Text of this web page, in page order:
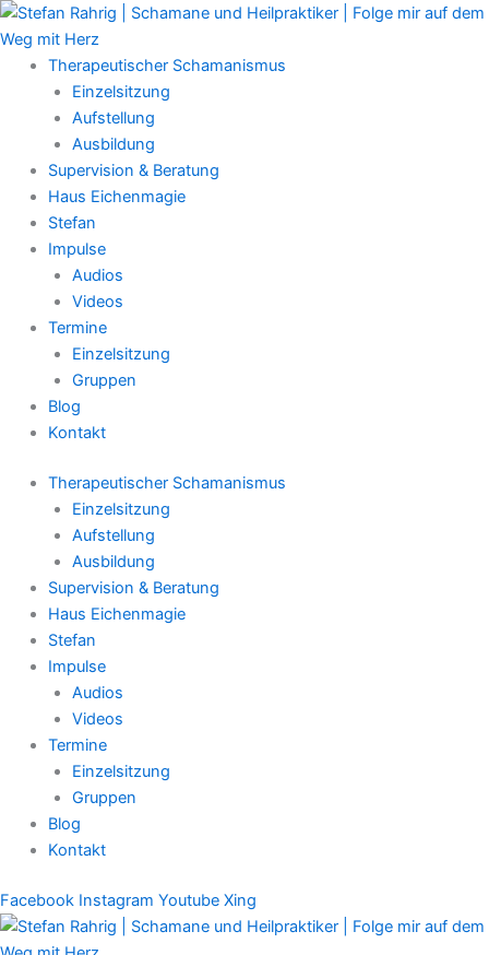
Zum
Inhalt
springenTherapeutischer Schamanismus
Einzelsitzung
Aufstellung
Ausbildung
Supervision & Beratung
Haus Eichenmagie
Stefan
Impulse
Audios
Videos
Termine
Einzelsitzung
Gruppen
Blog
Kontakt
Therapeutischer Schamanismus
Einzelsitzung
Aufstellung
Ausbildung
Supervision & Beratung
Haus Eichenmagie
Stefan
Impulse
Audios
Videos
Termine
Einzelsitzung
Gruppen
Blog
Kontakt
Facebook Instagram Youtube Xing
Main
Menu